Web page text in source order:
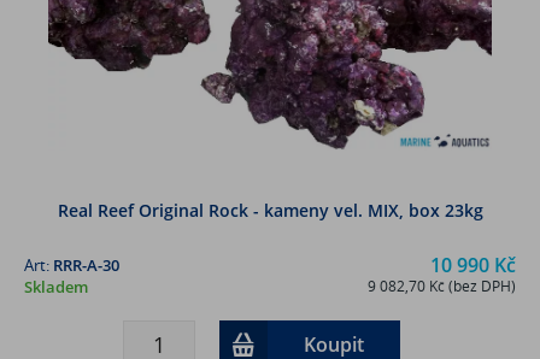
Real Reef Original Rock - kameny vel. MIX, box 23kg
10 990 Kč
9 082,70 Kč (bez DPH)
Art: RRR-A-30
Skladem
Koupit